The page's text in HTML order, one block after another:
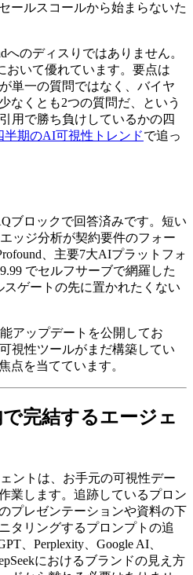
ールスコールから始まらないた
へのディスりではありません。
おいて優れています。要点は
単一の質問ではなく、バイヤ
なくとも2つの質問だ、という
用で勝ち負けしているかの四
半期のAI可視性トレンドで追っ
ブロックで回答済みです。短い
ッジ分析が契約要件のフォー
、主要7大AIプラットフォ
でセルフサーブで網羅した
ゲートの先に置かれたくない
アップデートを公開してお
視性ツールがまだ構築してい
点を当てています。
完結するエージェ
ントは、お手元の可視性デー
業します。追跡しているプロン
プレゼンテーションや資料の下
タリングするプロンプトの追
、Perplexity、Google AI、
におけるブランドの見え方